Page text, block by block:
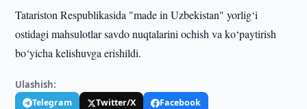
Tatariston Respublikasida "made in Uzbekistan" yorlig‘i
ostidagi mahsulotlar savdo nuqtalarini ochish va ko‘paytirish
bo‘yicha kelishuvga erishildi.
Ulashish:
Telegram Twitter/X
Facebook